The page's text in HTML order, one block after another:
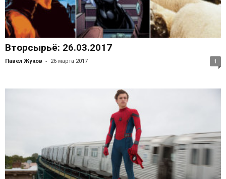
Вторсырьё: 26.03.2017
Павел Жуков - 26 марта 2017 1